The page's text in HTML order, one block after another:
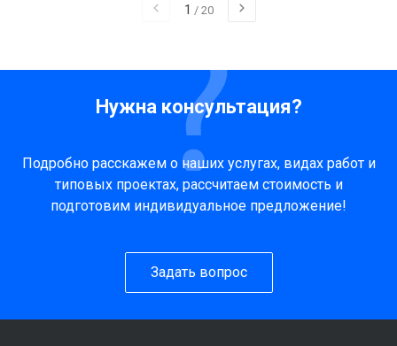
1 / 20
Нужна консультация?
Подробно расскажем о наших услугах, видах работ и
типовых проектах, рассчитаем стоимость и
подготовим индивидуальное предложение!
Задать вопрос